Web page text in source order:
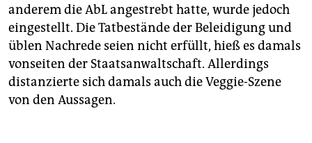
anderem die AbL angestrebt hatte, wurde jedoch
eingestellt. Die Tatbestände der Beleidigung und
üblen Nachrede seien nicht erfüllt, hieß es damals
vonseiten der Staatsanwaltschaft. Allerdings
distanzierte sich damals auch die Veggie-Szene
von den Aussagen.